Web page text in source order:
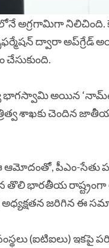
అగ్రగామిగా నిలిచింది.
ద్వారా
భాగస్వామి అయిన
శాఖకు చెందిన
పీఎం-సేతు
రాష్ట్రంగా
అధ్యక్షతన జరిగిన ఈ
(ఐటిఐలు) ఇకపై